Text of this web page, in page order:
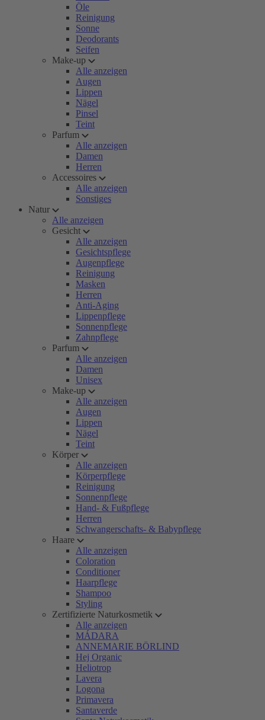
Öle
Reinigung
Sonne
Deodorants
Seifen
Make-up
Alle anzeigen
Augen
Lippen
Nägel
Pinsel
Teint
Parfum
Alle anzeigen
Damen
Herren
Accessoires
Alle anzeigen
Sonstiges
Natur
Alle anzeigen
Gesicht
Alle anzeigen
Gesichtspflege
Augenpflege
Reinigung
Masken
Herren
Anti-Aging
Lippenpflege
Sonnenpflege
Zahnpflege
Parfum
Alle anzeigen
Damen
Unisex
Make-up
Alle anzeigen
Augen
Lippen
Nägel
Teint
Körper
Alle anzeigen
Körperpflege
Reinigung
Sonnenpflege
Hand- & Fußpflege
Herren
Schwangerschafts- & Babypflege
Haare
Alle anzeigen
Coloration
Conditioner
Haarpflege
Shampoo
Styling
Zertifizierte Naturkosmetik
Alle anzeigen
MÁDARA
ANNEMARIE BÖRLIND
Hej Organic
Heliotrop
Lavera
Logona
Primavera
Santaverde